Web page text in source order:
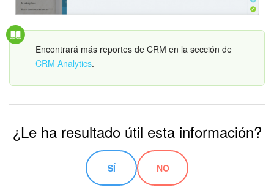
Encontrará más reportes de CRM en la sección de
CRM Analytics.
¿Le ha resultado útil esta información?
SÍ NO